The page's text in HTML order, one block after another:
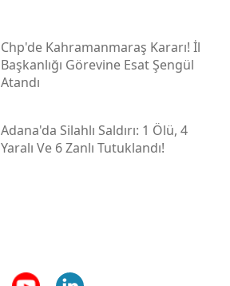
Chp'de Kahramanmaraş Kararı! İl
Başkanlığı Görevine Esat Şengül
Atandı
Adana'da Silahlı Saldırı: 1 Ölü, 4
Yaralı Ve 6 Zanlı Tutuklandı!